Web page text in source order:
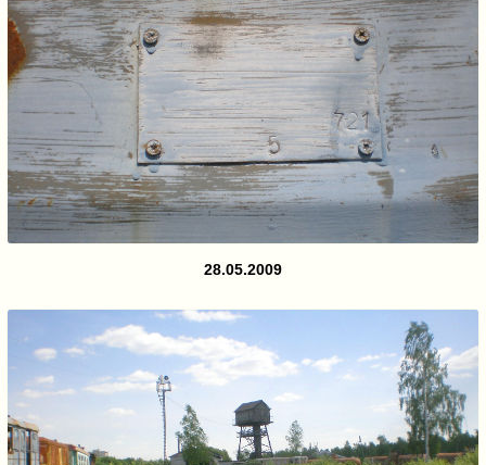
28.05.2009